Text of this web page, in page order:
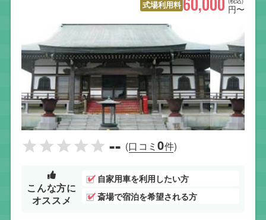
式場利用料 円〜
-- (口コミ0件)
こんな方に
オススメ
自家用車を利用したい方
斎場で宿泊を希望される方